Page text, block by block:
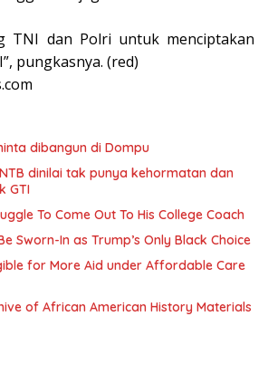
TNI dan Polri untuk menciptakan
pungkasnya. (red)
dibangun di Dompu
dinilai tak punya kehormatan dan
GTI
To Come Out To His College Coach
Sworn-In as Trump’s Only Black Choice
for More Aid under Affordable Care
of African American History Materials